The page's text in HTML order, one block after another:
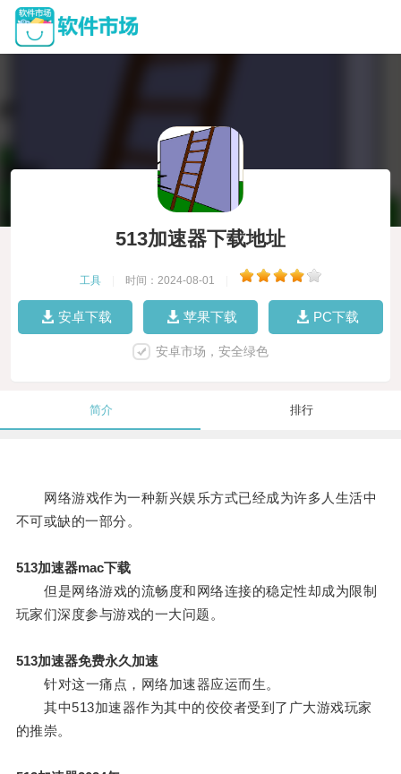
513加速器下载地址
工具 时间：2024-08-01
安卓下载 苹果下载 PC下载
安卓市场，安全绿色
简介 排行
网络游戏作为一种新兴娱乐方式已经成为许多人生活中
不可或缺的一部分。
513加速器mac下载
但是网络游戏的流畅度和网络连接的稳定性却成为限制
玩家们深度参与游戏的一大问题。
513加速器免费永久加速
针对这一痛点，网络加速器应运而生。
其中513加速器作为其中的佼佼者受到了广大游戏玩家
的推崇。